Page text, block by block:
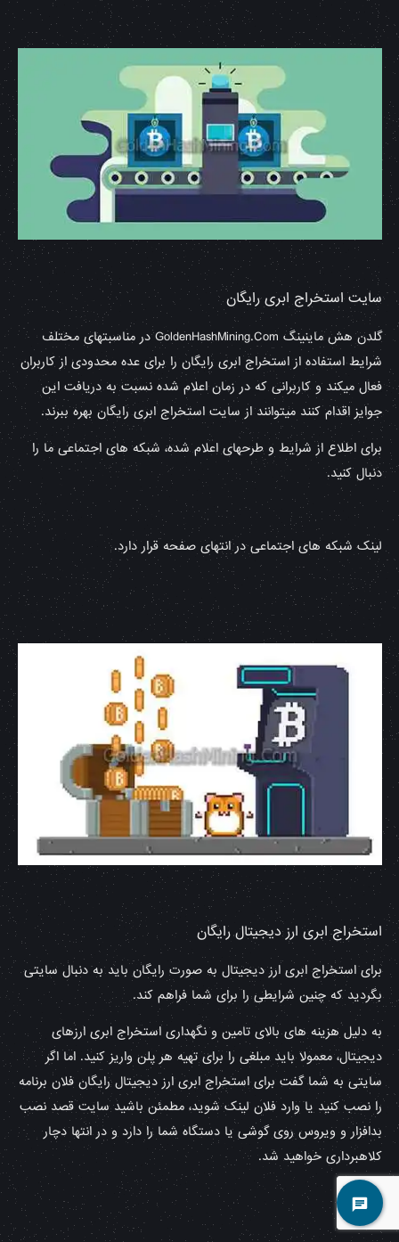
سایت استخراج ابری رایگان
گلدن هش ماینینگ GoldenHashMining.Com در مناسبتهای مختلف
شرایط استفاده از استخراج ابری رایگان را برای عده محدودی از کاربران
فعال میکند و کاربرانی که در زمان اعلام شده نسبت به دریافت این
جوایز اقدام کنند میتوانند از سایت استخراج ابری رایگان بهره ببرند.
برای اطلاع از شرایط و طرحهای اعلام شده، شبکه های اجتماعی ما را
دنبال کنید.
لینک شبکه های اجتماعی در انتهای صفحه قرار دارد.
استخراج ابری ارز دیجیتال رایگان
برای استخراج ابری ارز دیجیتال به صورت رایگان باید به دنبال سایتی
بگردید که چنین شرایطی را برای شما فراهم کند.
به دلیل هزینه های بالای تامین و نگهداری استخراج ابری ارزهای
دیجیتال، معمولا باید مبلغی را برای تهیه هر پلن واریز کنید. اما اگر
سایتی به شما گفت برای استخراج ابری ارز دیجیتال رایگان فلان برنامه
را نصب کنید یا وارد فلان لینک شوید، مطمئن باشید سایت قصد نصب
بدافزار و ویروس روی گوشی یا دستگاه شما را دارد و در انتها دچار
کلاهبرداری خواهید شد.